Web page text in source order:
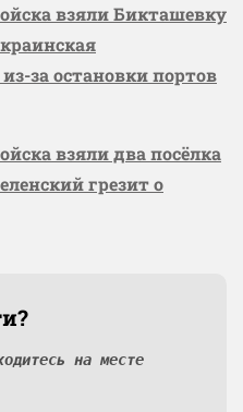
взяли Бикташевку
за остановки портов
взяли два посёлка
грезит о
на месте